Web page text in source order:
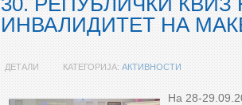
ИНВАЛИДИТЕТ НА
ДЕТАЛИ КАТЕГОРИЈА: АКТИВНОСТИ
На 28-